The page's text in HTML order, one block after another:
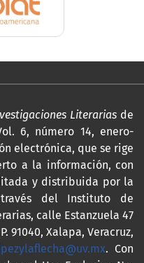
Literarias de
6, número 14, enero-
electrónica, que se rige
a la información, con
y distribuida por la
través del Instituto de
calle Estanzuela 47
91040, Xalapa, Veracruz,
. Con